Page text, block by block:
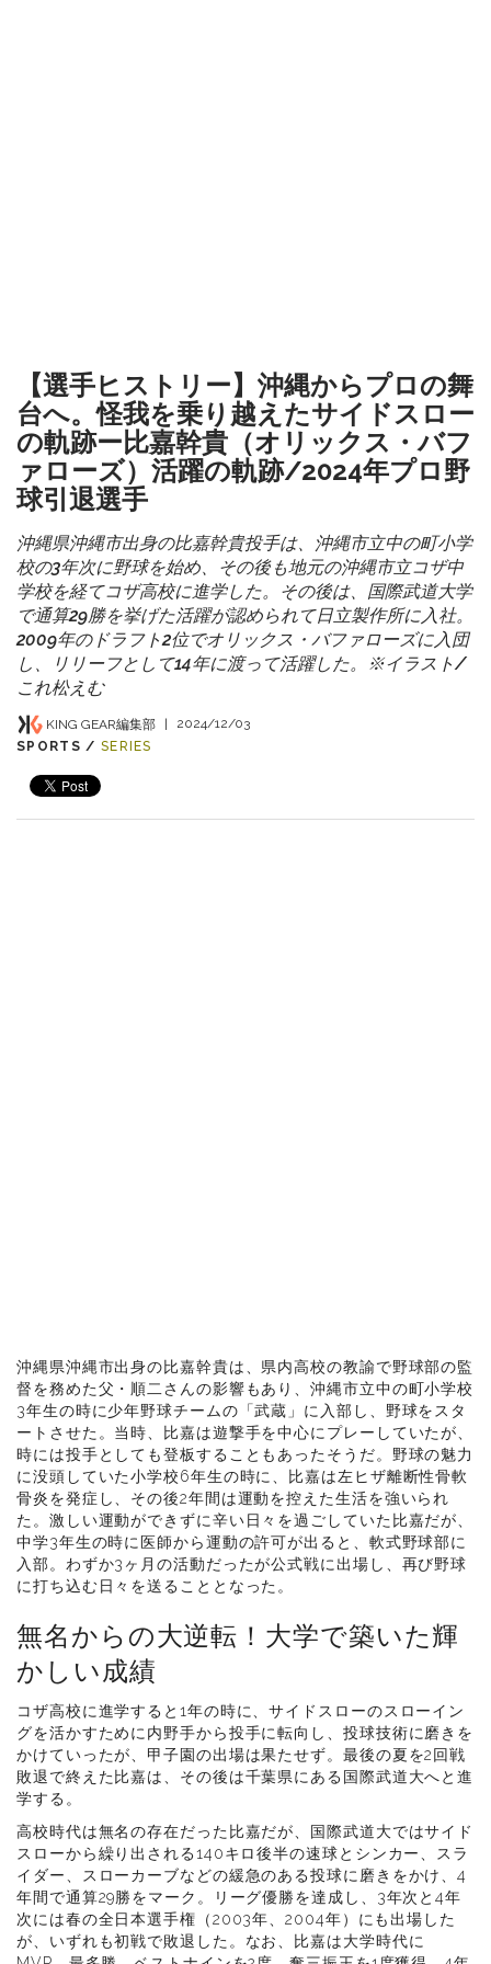
【選手ヒストリー】沖縄からプロの舞
台へ。怪我を乗り越えたサイドスロー
の軌跡ー比嘉幹貴（オリックス・バフ
ァローズ）活躍の軌跡/2024年プロ野
球引退選手
沖縄県沖縄市出身の比嘉幹貴投手は、沖縄市立中の町小学
校の3年次に野球を始め、その後も地元の沖縄市立コザ中
学校を経てコザ高校に進学した。その後は、国際武道大学
で通算29勝を挙げた活躍が認められて日立製作所に入社。
2009年のドラフト2位でオリックス・バファローズに入団
し、リリーフとして14年に渡って活躍した。※イラスト/
これ松えむ
KING GEAR編集部 |
2024/12/03
SPORTS / SERIES
沖縄県沖縄市出身の比嘉幹貴は、県内高校の教諭で野球部の監
督を務めた父・順二さんの影響もあり、沖縄市立中の町小学校
3年生の時に少年野球チームの「武蔵」に入部し、野球をスタ
ートさせた。当時、比嘉は遊撃手を中心にプレーしていたが、
時には投手としても登板することもあったそうだ。野球の魅力
に没頭していた小学校6年生の時に、比嘉は左ヒザ離断性骨軟
骨炎を発症し、その後2年間は運動を控えた生活を強いられ
た。激しい運動ができずに辛い日々を過ごしていた比嘉だが、
中学3年生の時に医師から運動の許可が出ると、軟式野球部に
入部。わずか3ヶ月の活動だったが公式戦に出場し、再び野球
に打ち込む日々を送ることとなった。
無名からの大逆転！大学で築いた輝
かしい成績
コザ高校に進学すると1年の時に、サイドスローのスローイン
グを活かすために内野手から投手に転向し、投球技術に磨きを
かけていったが、甲子園の出場は果たせず。最後の夏を2回戦
敗退で終えた比嘉は、その後は千葉県にある国際武道大へと進
学する。
高校時代は無名の存在だった比嘉だが、国際武道大ではサイド
スローから繰り出される140キロ後半の速球とシンカー、スラ
イダー、スローカーブなどの緩急のある投球に磨きをかけ、4
年間で通算29勝をマーク。リーグ優勝を達成し、3年次と4年
次には春の全日本選手権（2003年、2004年）にも出場した
が、いずれも初戦で敗退した。なお、比嘉は大学時代に